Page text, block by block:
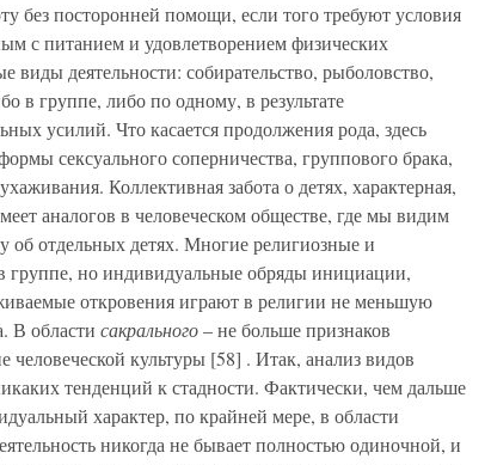
без посторонней помощи, если того требуют условия
с питанием и удовлетворением физических
виды деятельности: собирательство, рыболовство,
в группе, либо по одному, в результате
усилий. Что касается продолжения рода, здесь
сексуального соперничества, группового брака,
Коллективная забота о детях, характерная,
аналогов в человеческом обществе, где мы видим
об отдельных детях. Многие религиозные и
группе, но индивидуальные обряды инициации,
откровения играют в религии не меньшую
В области сакрального– не больше признаков
культуры [58] . Итак, анализ видов
тенденций к стадности. Фактически, чем дальше
характер, по крайней мере, в области
никогда не бывает полностью одиночной, и